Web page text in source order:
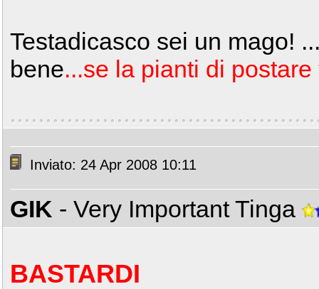
Testadicasco sei un mago!
bene...se la pianti di
Inviato: 24 Apr 2008 10:11
GIK - Very Important Tinga
BASTARDI